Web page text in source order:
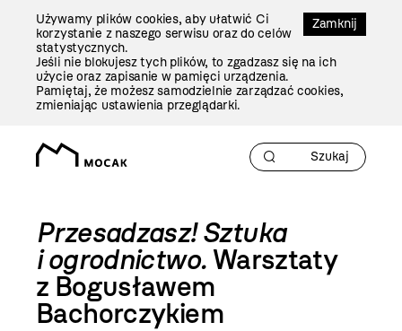
Zamknij
Używamy plików cookies, aby ułatwić Ci
korzystanie z naszego serwisu oraz do celów
statystycznych.
Jeśli nie blokujesz tych plików, to zgadzasz się na ich
użycie oraz zapisanie w pamięci urządzenia.
Pamiętaj, że możesz samodzielnie zarządzać cookies,
zmieniając ustawienia przeglądarki.
Przesadzasz! Sztuka
i ogrodnictwo. Warsztaty
z Bogusławem
Bachorczykiem